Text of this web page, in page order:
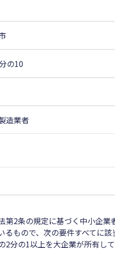
の10
造業者
第2条の規定に基づく中小企
るもので、次の要件すべてに
2分の1以上を大企業が所有し